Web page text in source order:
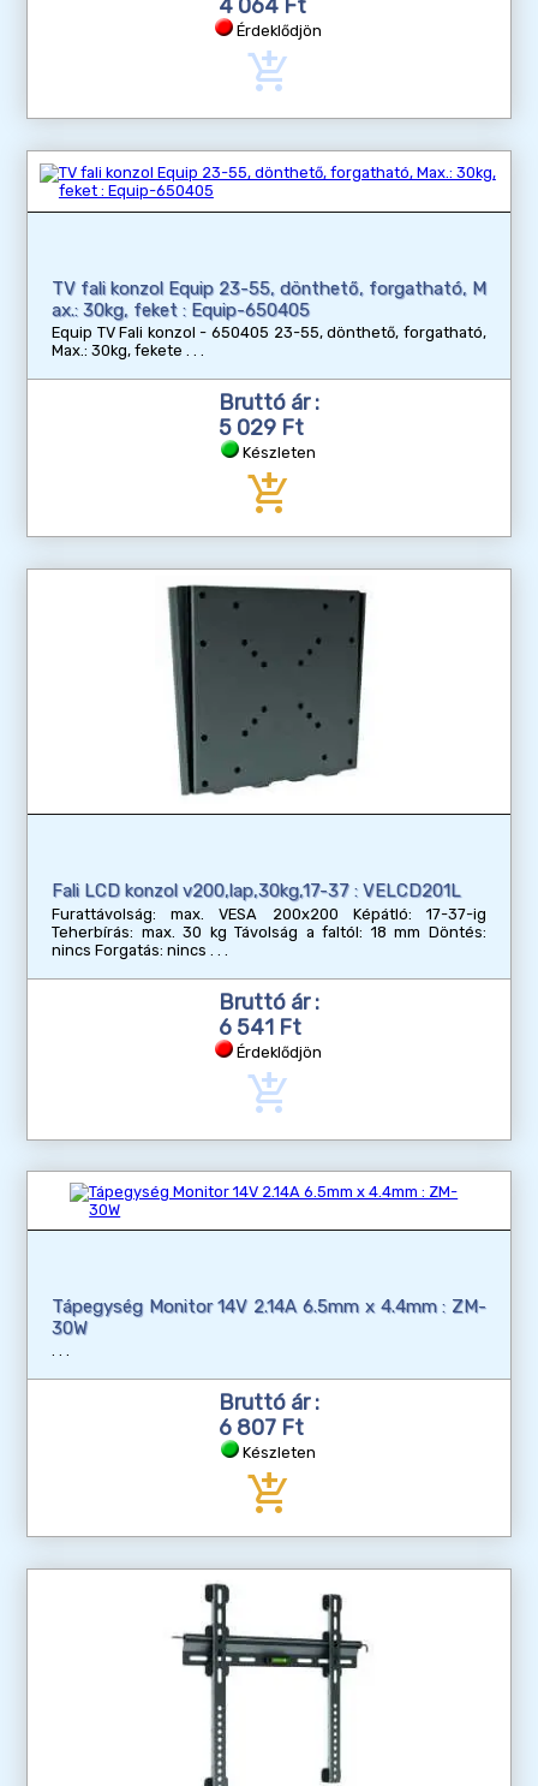
4 064 Ft
Érdeklődjön
add_shopping_cart
TV fali konzol Equip 23-55, dönthető, forgatható, M
ax.: 30kg, feket : Equip-650405
Equip TV Fali konzol - 650405 23-55, dönthető, forgatható,
Max.: 30kg, fekete
Bruttó ár :
5 029 Ft
Készleten
add_shopping_cart
Fali LCD konzol v200,lap,30kg,17-37 : VELCD201L
Furattávolság: max. VESA 200x200 Képátló: 17-37-ig
Teherbírás: max. 30 kg Távolság a faltól: 18 mm Döntés:
nincs Forgatás: nincs
Bruttó ár :
6 541 Ft
Érdeklődjön
add_shopping_cart
Tápegység Monitor 14V 2.14A 6.5mm x 4.4mm : ZM-
30W
Bruttó ár :
6 807 Ft
Készleten
add_shopping_cart